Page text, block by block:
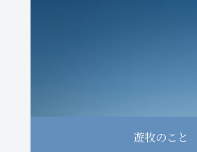
遊牧のこと